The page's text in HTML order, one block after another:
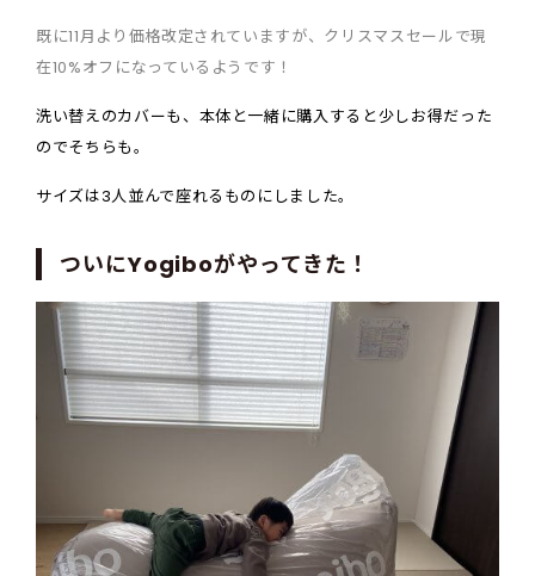
既に11月より価格改定されていますが、クリスマスセールで現
在10%オフになっているようです！
洗い替えのカバーも、本体と一緒に購入すると少しお得だった
のでそちらも。
サイズは3人並んで座れるものにしました。
ついにYogiboがやってきた！